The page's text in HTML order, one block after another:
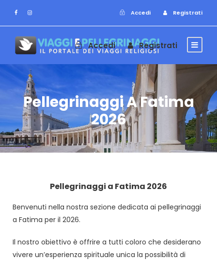
Accedi Registrati
Accedi Registrati
Pellegrinaggi A Fatima
2026
Pellegrinaggi a Fatima 2026
Benvenuti nella nostra sezione dedicata ai pellegrinaggi
a Fatima per il 2026.
Il nostro obiettivo è offrire a tutti coloro che desiderano
vivere un’esperienza spirituale unica la possibilità di